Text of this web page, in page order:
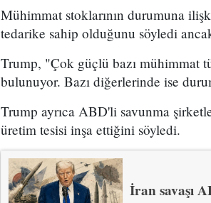
Mühimmat stoklarının durumuna
tedarike sahip olduğunu söyledi
Trump, "Çok güçlü bazı mühimmat
bulunuyor. Bazı diğerlerinde ise
Trump ayrıca ABD'li savunma
üretim tesisi inşa ettiğini söyledi.
İran savaşı